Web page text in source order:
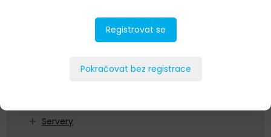
Datacenterová infrastruktura
Servery
Registrovat se
Pokračovat bez registrace